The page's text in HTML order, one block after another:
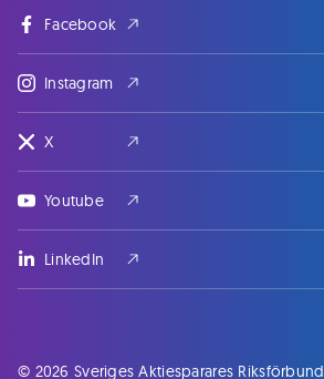
Facebook
Instagram
X
Youtube
LinkedIn
© 2026 Sveriges Aktiesparares Riksförbund